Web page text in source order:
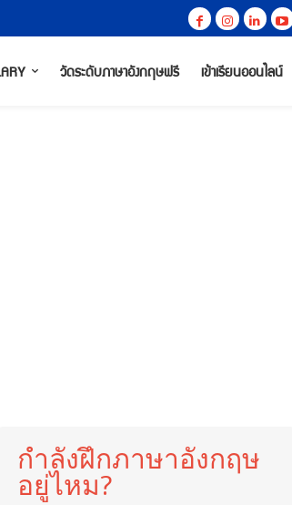
วัดระดับภาษาอังกฤษฟรี เข้าเรียนออนไลน์
กำลังฝึกภาษาอังกฤษ
อยู่ไหม?